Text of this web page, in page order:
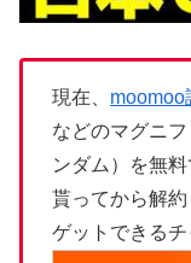
現在、 moomoo
などのマグニ
ンダム）を無
貰ってから解
ゲットできるチ